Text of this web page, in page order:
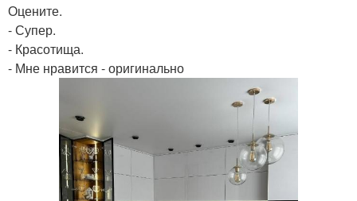
Оцените.
- Супер.
- Красотища.
- Мне нравится - оригинально